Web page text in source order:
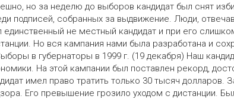
но за неделю до выборов кандидат был снят
подписей, собранных за выдвижение. Люди,
единственный не местный кандидат и при его
Но вся кампания нами была разработана и
в губернаторы в 1999 г. (19 декабря) Наш
На этой кампании был поставлен рекорд,
имел право тратить только 30 тысяч
Его превышение грозило уходом с дистанции.